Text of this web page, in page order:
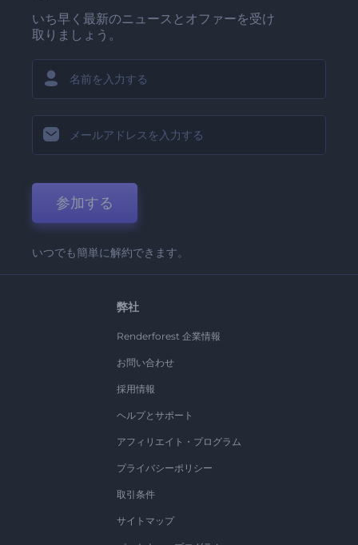
いち早く最新のニュースとオファーを受け
取りましょう。
参加する
いつでも簡単に解約できます。
弊社
Renderforest 企業情報
お問い合わせ
採用情報
ヘルプとサポート
アフィリエイト・プログラム
プライバシーポリシー
取引条件
サイトマップ